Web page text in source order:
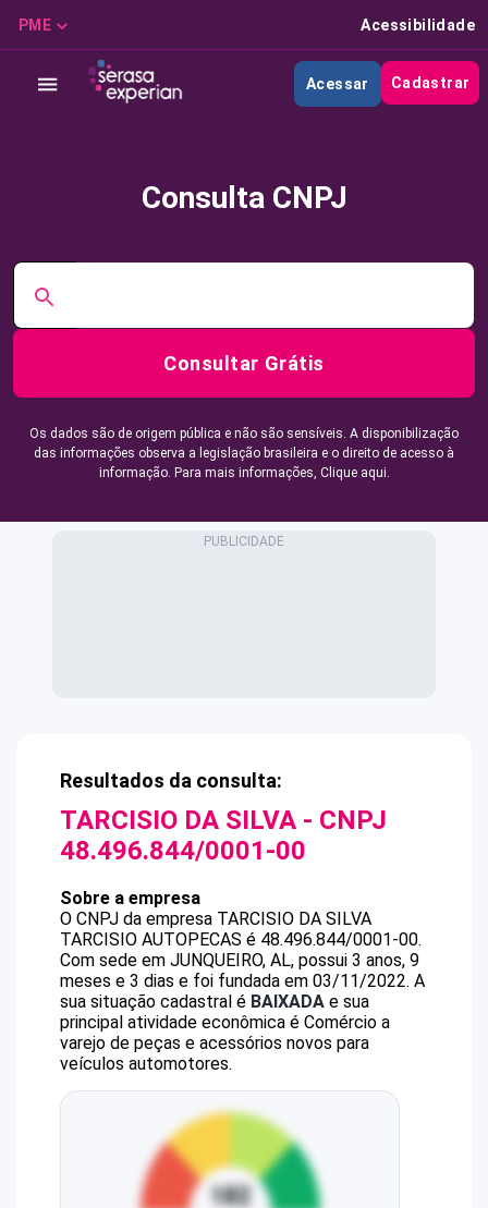
PME Acessibilidade
Acessar Cadastrar
Consulta CNPJ
Consultar Grátis
Os dados são de origem pública e não são sensíveis. A disponibilização
das informações observa a legislação brasileira e o direito de acesso à
informação. Para mais informações, Clique aqui.
Resultados da consulta:
TARCISIO DA SILVA - CNPJ
48.496.844/0001-00
Sobre a empresa
O CNPJ da empresa TARCISIO DA SILVA
TARCISIO AUTOPECAS é 48.496.844/0001-00.
Com sede em JUNQUEIRO, AL, possui 3 anos, 9
meses e 3 dias e foi fundada em 03/11/2022. A
sua situação cadastral é BAIXADA e sua
principal atividade econômica é Comércio a
varejo de peças e acessórios novos para
veículos automotores.